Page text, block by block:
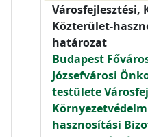
Városfejlesztési,
Közterület-
határozat
Budapest
Józsefvárosi
testülete
hasznosítási